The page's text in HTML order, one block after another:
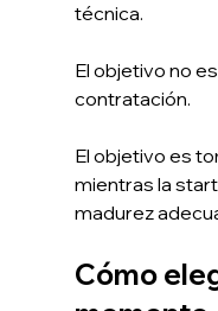
técnica.
El objetivo no
contratación.
El objetivo es
mientras la
madurez
Cómo